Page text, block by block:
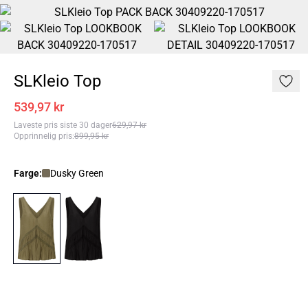
SLKleio Top
539,97 kr
Laveste pris siste 30 dager629,97 kr
Opprinnelig pris:899,95 kr
Farge: Dusky Green